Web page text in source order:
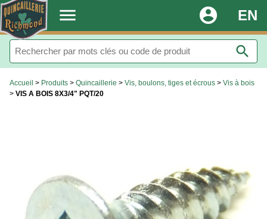
. menu EN
account_circle
search
Accueil > Produits > Quincaillerie > Vis, boulons, tiges et écrous > Vis à bois
> VIS A BOIS 8X3/4" PQT/20